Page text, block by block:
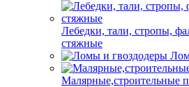
Лебедки, тали, стропы,
стяжные
Малярные,строительные